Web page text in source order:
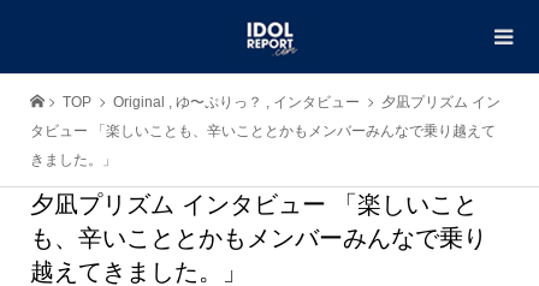
TOP Original , ゆ〜ぷりっ？ , インタビュー
夕凪プリズム イン
タビュー 「楽しいことも、辛いこととかもメンバーみんなで乗り越えて
きました。」
夕凪プリズム インタビュー 「楽しいこと
も、辛いこととかもメンバーみんなで乗り
越えてきました。」